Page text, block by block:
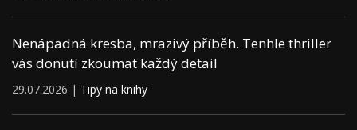
Nenápadná kresba, mrazivý příběh. Tenhle thriller
vás donutí zkoumat každý detail
29.07.2026 | Tipy na knihy